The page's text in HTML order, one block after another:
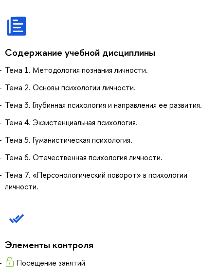
Содержание учебной дисциплины
Тема 1. Методология познания личности.
Тема 2. Основы психологии личности.
Тема 3. Глубинная психология и направления ее развития.
Тема 4. Экзистенциальная психология.
Тема 5. Гуманистическая психология.
Тема 6. Отечественная психология личности.
Тема 7. «Персонологический поворот» в психологии
личности.
Элементы контроля
Посещение занятий